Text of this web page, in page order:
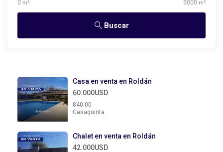
Buscar
Casa en venta en Roldán
60.000USD
840.00
Casaquinta
Chalet en venta en Roldán
42.000USD